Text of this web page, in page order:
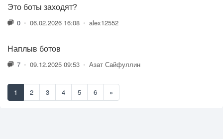
Это боты заходят?
0 • 06.02.2026 16:08 • alex12552
Наплыв ботов
7 • 09.12.2025 09:53 • Азат Сайфуллин
1 2 3 4 5 6 »